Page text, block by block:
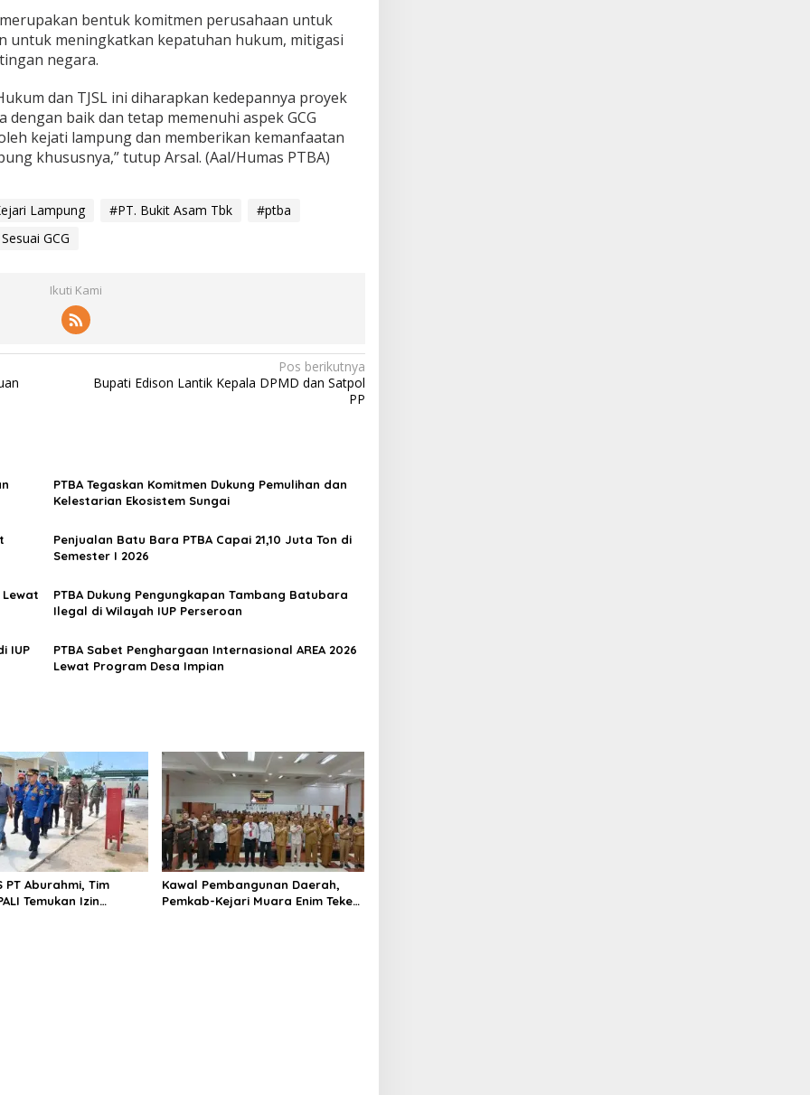
bentuk komitmen perusahaan untuk
untuk meningkatkan kepatuhan hukum, mitigasi
negara.
dan TJSL ini diharapkan kedepannya proyek
baik dan tetap memenuhi aspek GCG
kejati lampung dan memberikan kemanfaatan
khususnya,” tutup Arsal. (Aal/Humas PTBA)
Lampung #PT. Bukit Asam Tbk
#ptba
GCG
Ikuti Kami
Pos berikutnya
Bupati Edison Lantik Kepala DPMD dan Satpol
PP
PTBA Tegaskan Komitmen Dukung Pemulihan dan
Kelestarian Ekosistem Sungai
Penjualan Batu Bara PTBA Capai 21,10 Juta Ton di
Semester I 2026
Lewat
PTBA Dukung Pengungkapan Tambang Batubara
Ilegal di Wilayah IUP Perseroan
IUP
PTBA Sabet Penghargaan Internasional AREA 2026
Lewat Program Desa Impian
PT Aburahmi, Tim
Temukan Izin
Kawal Pembangunan Daerah,
Pemkab-Kejari Muara Enim Teken